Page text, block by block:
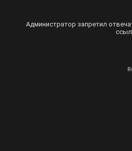
Администратор запретил